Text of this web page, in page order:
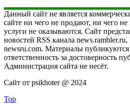
Данный сайт не является
сайте ни чего не продают, ни чего
услуги не оказываются. Сайт
новостей RSS канала news.rambler.ru,
newsru.com. Материалы публикуются
ответственность за достоверность
Администрация сайта не несёт.
Сайт от psikhoter @ 2024
Top